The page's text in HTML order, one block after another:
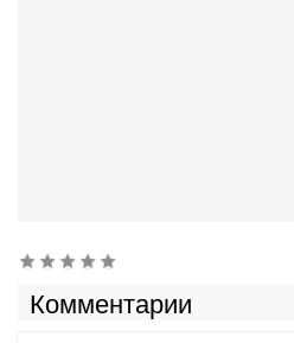
Комментарии